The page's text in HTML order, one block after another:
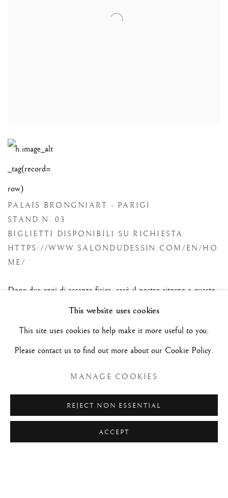
PALAIS BRONGNIART - PARIGI
STAND N. 03
BIGLIETTI DISPONIBILI SU RICHIESTA
HTTPS://WWW.SALONDUDESSIN.COM/EN/HO
ME/
Dopo due anni di assenza fisica, sarà il nostro ritorno a questo
importante appuntamento sempre atteso con grande impazienza
da collezionisti, curatori e amatori internazionali del disegno.
Vi aspettiamo con tante novità sperando di sorprendervi e
This website uses cookies
This site uses cookies to help make it more useful to you.
Please contact us to find out more about our Cookie Policy.
MANAGE COOKIES
REJECT NON ESSENTIAL
ACCEPT